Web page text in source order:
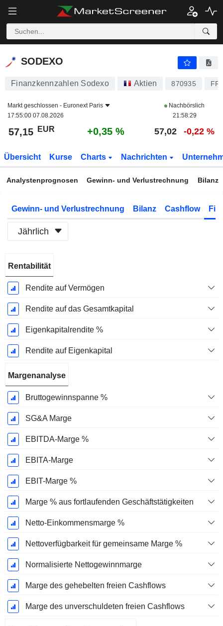
SODEXO
SODEXO
Finanzkennzahlen Sodexo Aktien 870935
Markt geschlossen - Euronext Paris
17:55:00 07.08.2026
Nachbörslich
21:58:29
57,15 EUR +0,35 % 57,02 -0,22 %
Übersicht Kurse Charts Nachrichten
Analystenprognosen Gewinn- und Verlustrechnung Bilanz
Gewinn- und Verlustrechnung Bilanz Cashflow
Jährlich
Geschäftsjahres:
Rentabilität
Rendite auf Vermögen
Rendite auf das Gesamtkapital
Eigenkapitalrendite %
Rendite auf Eigenkapital
Margenanalyse
Bruttogewinnspanne %
SG&A Marge
EBITDA-Marge %
EBITA-Marge
EBIT-Marge %
Marge % aus fortlaufenden Geschäftstätigkeiten
Netto-Einkommensmarge %
Nettoverfügbarkeit für gemeinsame Marge %
Normalisierte Nettogewinnmarge
Marge des gehebelten freien Cashflows
Marge des unverschuldeten freien Cashflows